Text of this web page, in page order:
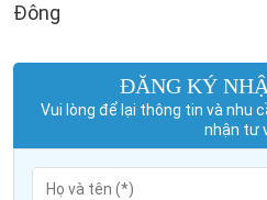
Đông
ĐĂNG KÝ
Vui lòng để lại thông tin và nhu
nhận tư